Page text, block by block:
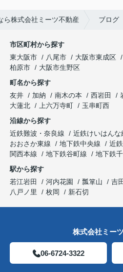
ら株式会社ミーツ不動産 ブログ
市区町村から探す
東大阪市
八尾市 大阪市東成区
柏原市
大阪市生野区
町名から探す
友井
加納 南木の本 西岩田
大蓮北
上六万寺町
玉串町西
沿線から探す
近鉄難波・奈良線
近鉄けいはんな
おおさか東線
地下鉄中央線 近
関西本線
地下鉄谷町線
地下鉄
駅から探す
若江岩田
河内花園 瓢箪山 吉
八戸ノ里
枚岡 新石切
株式会社ミー
06-6724-3322